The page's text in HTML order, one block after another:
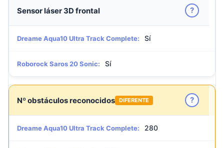
Sensor láser 3D frontal ?
Dreame Aqua10 Ultra Track Complete: Sí
Roborock Saros 20 Sonic: Sí
Nº obstáculos reconocidos DIFERENTE ?
Dreame Aqua10 Ultra Track Complete: 280